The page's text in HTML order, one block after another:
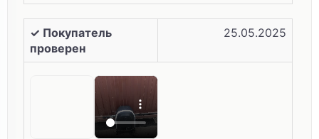
✓ Покупатель
проверен
25.05.2025